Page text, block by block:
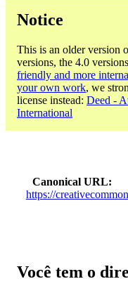
Notice
This is an older version
versions, the 4.0
friendly and more
your own work, we
license instead: Deed -
International
Canonical URL
https://
Você tem o